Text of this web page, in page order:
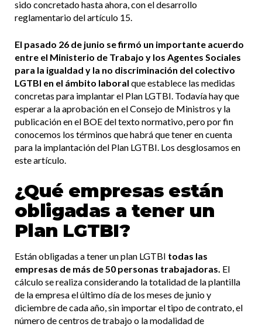
sido concretado hasta ahora, con el desarrollo
reglamentario del artículo 15.
El pasado 26 de junio se firmó un importante acuerdo
entre el Ministerio de Trabajo y los Agentes Sociales
para la igualdad y la no discriminación del colectivo
LGTBI en el ámbito laboral que establece las medidas
concretas para implantar el Plan LGTBI. Todavía hay que
esperar a la aprobación en el Consejo de Ministros y la
publicación en el BOE del texto normativo, pero por fin
conocemos los términos que habrá que tener en cuenta
para la implantación del Plan LGTBI. Los desglosamos en
este artículo.
¿Qué empresas están
obligadas a tener un
Plan LGTBI?
Están obligadas a tener un plan LGTBI todas las
empresas de más de 50 personas trabajadoras. El
cálculo se realiza considerando la totalidad de la plantilla
de la empresa el último día de los meses de junio y
diciembre de cada año, sin importar el tipo de contrato, el
número de centros de trabajo o la modalidad de